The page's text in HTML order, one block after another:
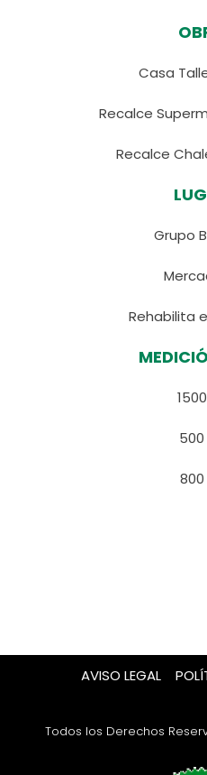
Casa
Recalce
Recalce
Grupo
Rehabilita
500
800
AVISO LEGAL
Todos los Derechos